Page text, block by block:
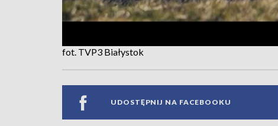
fot. TVP3 Białystok
UDOSTĘPNIJ NA FACEBOOKU